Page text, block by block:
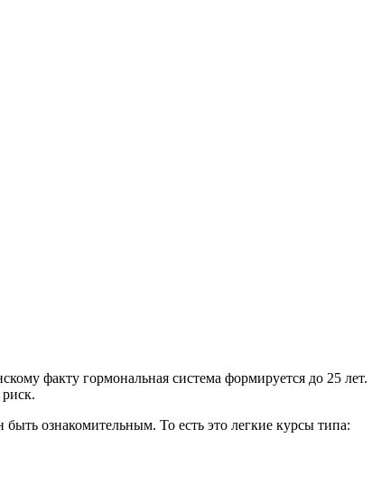
факту гормональная система формируется до 25 лет.
быть ознакомительным. То есть это легкие курсы типа: